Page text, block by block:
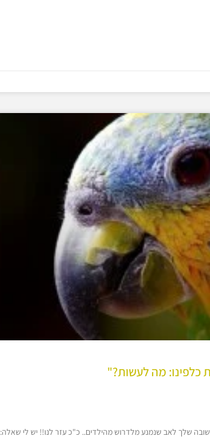
כלפינו: מה לעשות?"
שלך לאב שנמנע מלדרוש מהילדים.. כ"כ עזר לנו!! יש לי שאלה: